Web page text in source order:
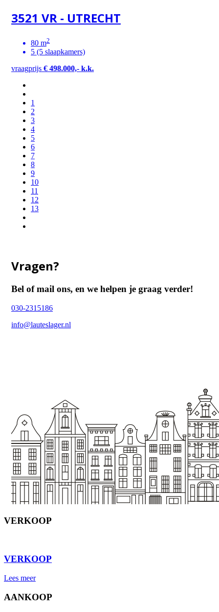
3521 VR - UTRECHT
80 m2
5 (5 slaapkamers)
vraagprijs € 498.000,- k.k.
1
2
3
4
5
6
7
8
9
10
11
12
13
Vragen?
Bel of mail ons, en we helpen je graag verder!
030-2315186
info@lauteslager.nl
VERKOOP
VERKOOP
Lees meer
AANKOOP